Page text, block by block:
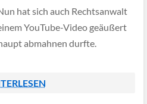
hat sich auch Rechtsanwalt
YouTube-Video geäußert
abmahnen durfte.